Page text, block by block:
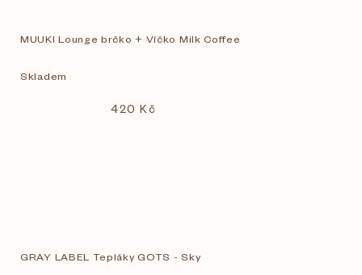
MUUKI Lounge brčko + Víčko Milk Coffee
Skladem
420 Kč
GRAY LABEL Tepláky GOTS - Sky